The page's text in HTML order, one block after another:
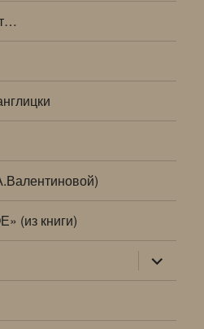
(из книги)
раскрыть
дочернее
меню